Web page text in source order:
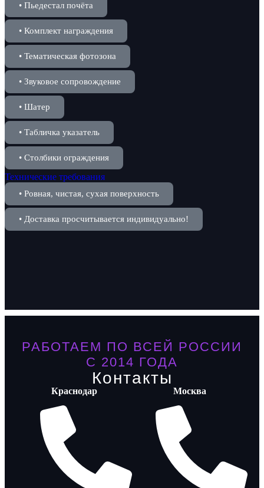
• Пьедестал почёта
• Комплект награждения
• Тематическая фотозона
• Звуковое сопровождение
• Шатер
• Табличка указатель
• Столбики ограждения
Технические требования
• Ровная, чистая, сухая поверхность
• Доставка просчитывается индивидуально!
РАБОТАЕМ ПО ВСЕЙ РОССИИ
С 2014 ГОДА
Контакты
Краснодар Москва